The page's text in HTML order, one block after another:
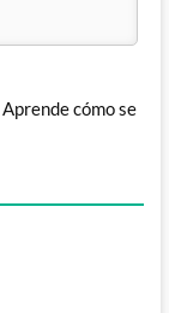
Aprende cómo se